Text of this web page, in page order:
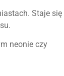
Staje się
neonie czy